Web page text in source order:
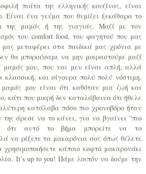
πιάτα της ελληνικής κουζίνας, είναι
Είναι ένα γεύμα που θυμίζει ξεκάθαρα το
της μαμάς ή της γιαγιάς. Μαζί με τον
του comfort food, του φαγητού που μας
μεταφέρει στα παιδικά μας χρόνια με
θα μπορούσαμε να μην μοιραστούμε μαζί
μαμάς μου, που ναι μεν είναι απλή, αλλά
και σίγουρα πολύ πολύ νόστιμη.
μαμάς μου είναι ότι καθόταν μια ζωή και
κάτι που μικρή δεν καταλάβαινα ότι ήθελε
κατάλαβα πόσο πιο χρονοβόρο ήταν
της άρεσε να το κάνει, για να βγαίνει “πιο
ότι αυτό το βήμα μπορείτε να το
να ρίξετε τα μακαρόνια σας όπως θέλετε
κάποιο κοφτό μακαρονάκι
It’s up to you! Πάμε λοιπόν να δούμε την